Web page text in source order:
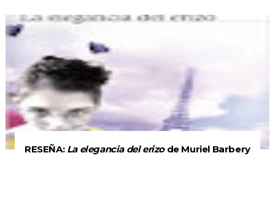
RESEÑA: La elegancia del erizode Muriel Barbery